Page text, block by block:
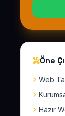
Öne
Web
Hazır